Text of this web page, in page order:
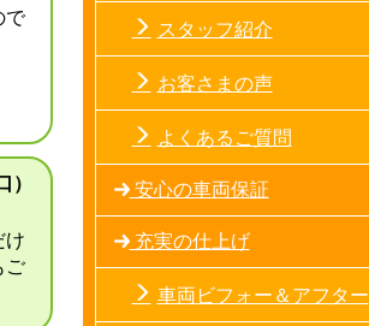
で
け
ご
スタッフ紹介
お客さまの声
よくあるご質問
安心の車両保証
充実の仕上げ
車両ビフォー＆アフター